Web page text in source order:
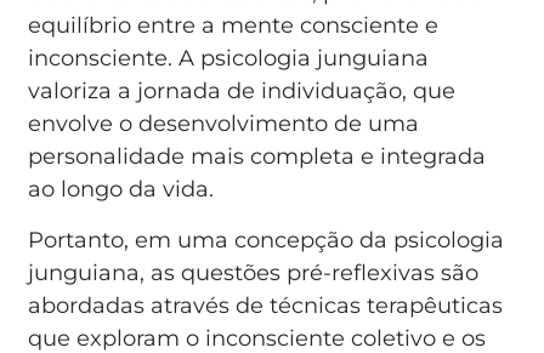
equilíbrio entre a mente consciente e
inconsciente. A psicologia junguiana
valoriza a jornada de individuação, que
envolve o desenvolvimento de uma
personalidade mais completa e integrada
ao longo da vida.
Portanto, em uma concepção da psicologia
junguiana, as questões pré-reflexivas são
abordadas através de técnicas terapêuticas
que exploram o inconsciente coletivo e os